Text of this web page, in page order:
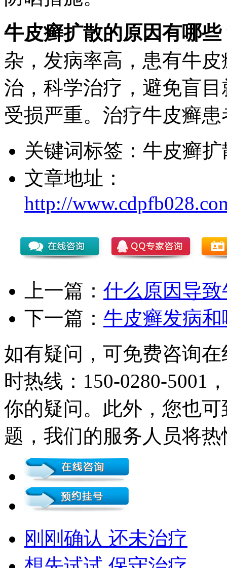
牛皮癣扩散的原因有哪些
杂，发病率高，患有牛
治，科学治疗，避免盲
受损严重。治疗牛皮癣
关键词标签： 牛皮癣
文章地址：
http://
上一篇： 什么原因导
下一篇： 牛皮癣发病
如有疑问，可免费咨询
时热线：150-0280-5001
你的疑问。此外，您也
题，我们的服务人员将
刚刚确认 还未治疗